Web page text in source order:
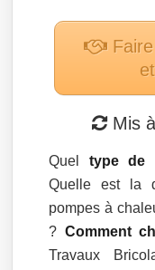
Faire
Mis
Quel type de
Quelle est la
pompes à
? Comment
Travaux